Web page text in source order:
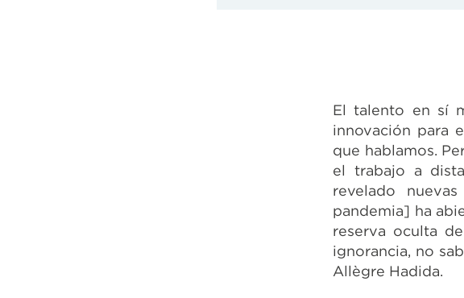
El talento en sí
innovación para
que hablamos.
el trabajo a
revelado
pandemia] ha
reserva oculta
ignorancia, no
Allègre Hadida.